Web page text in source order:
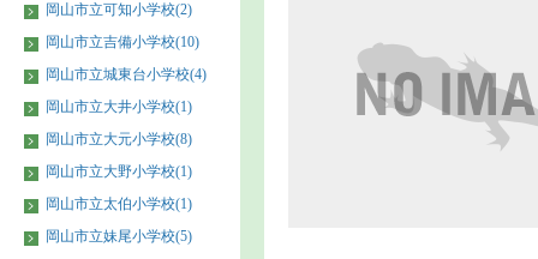
岡山市立可知小学校(2)
岡山市立吉備小学校(10)
岡山市立城東台小学校(4)
岡山市立大井小学校(1)
岡山市立大元小学校(8)
岡山市立大野小学校(1)
岡山市立太伯小学校(1)
岡山市立妹尾小学校(5)